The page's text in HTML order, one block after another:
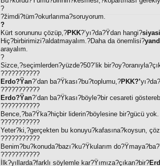
?
?žimdi?tüm?okurlarıma?soruyorum.
?
Kürt sorununu çözüp,?PKK?’yı?da?Ÿdan hangi?
Hiç?birbirimizi?aldatmayalım.?Daha da önemlisi?
arayalım.
?
Sizce,?seçimlerden?yüzde?50?’lik
???????????
Erdo?Ÿan?’dan ba?Ÿkası?bu?toplumu,?PKK?’
???????????
Erdo?Ÿan?’dan ba?Ÿkası?böyle?bir cesareti
???????????
Bence,?ba?Ÿka?hiçbir liderin?böylesine bir?gücü yok.
???????????
Yeter?ki,?gerçekten bu konuyu?kafasına?koysun,
???????????
Benim?bu?konuda?bazı?ku?Ÿkularım
???????????
İlk?yıllarda?farklı söylemle kar?Ÿımıza?çıkan?bir?